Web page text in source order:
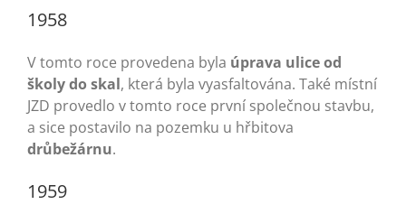
1958
V tomto roce provedena byla úprava ulice od
školy do skal, která byla vyasfaltována. Také místní
JZD provedlo v tomto roce první společnou stavbu,
a sice postavilo na pozemku u hřbitova
drůbežárnu.
1959